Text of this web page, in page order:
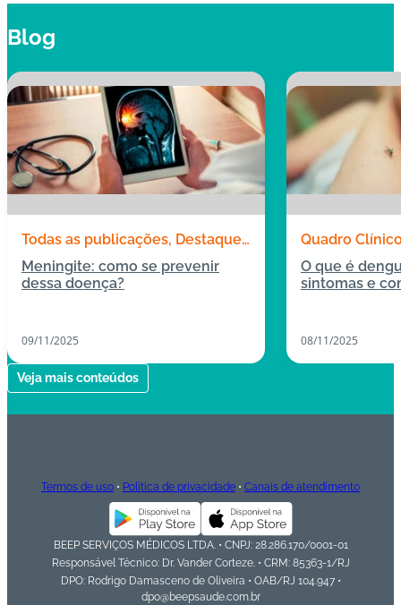
Blog
Todas as publicações Destaques
Quadro Clínico
Meningite: como se prevenir
dessa doença?
09/11/2025
Quadro
O que é
sintomas e
08/11/2025
Veja mais conteúdos
Termos de uso • Política de privacidade • Canais de atendimento
BEEP SERVIÇOS MÉDICOS LTDA. • CNPJ: 28.286.170/0001-01
Responsável Técnico: Dr. Vander Corteze. • CRM: 85363-1/RJ
DPO: Rodrigo Damasceno de Oliveira • OAB/RJ 104.947 •
dpo@beepsaude.com.br